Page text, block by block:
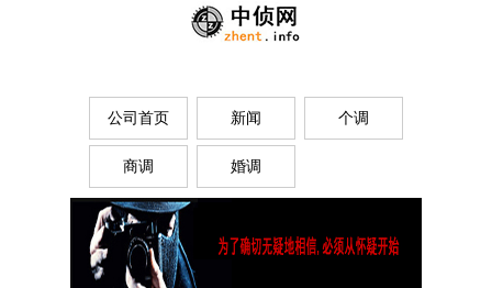
公司首页 新闻 个调
商调 婚调